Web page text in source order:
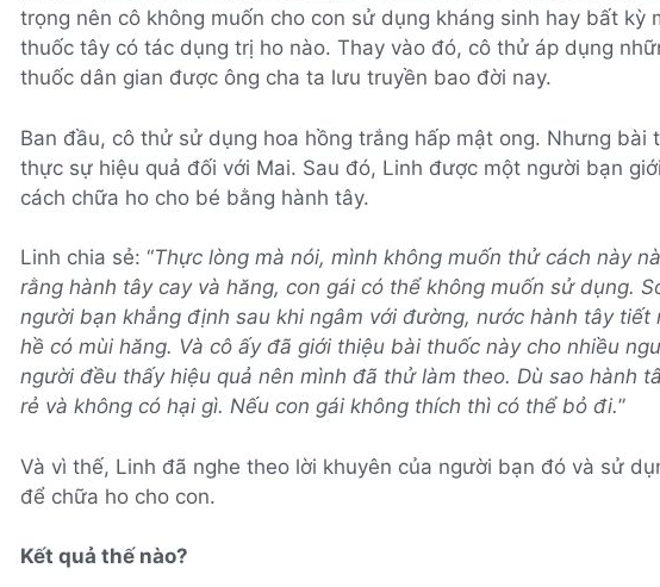
trọng nên cô không muốn cho con sử dụng kháng sinh hay bất kỳ
thuốc tây có tác dụng trị ho nào. Thay vào đó, cô thử áp dụng
thuốc dân gian được ông cha ta lưu truyền bao đời nay.
Ban đầu, cô thử sử dụng hoa hồng trắng hấp mật ong. Nhưng bài
thực sự hiệu quả đối với Mai. Sau đó, Linh được một người bạn
cách chữa ho cho bé bằng hành tây.
Linh chia sẻ: “Thực lòng mà nói, mình không muốn thử cách này
rằng hành tây cay và hăng, con gái có thể không muốn sử dụng.
người bạn khẳng định sau khi ngâm với đường, nước hành tây tiết
hề có mùi hăng. Và cô ấy đã giới thiệu bài thuốc này cho nhiều
người đều thấy hiệu quả nên mình đã thử làm theo. Dù sao hành
rẻ và không có hại gì. Nếu con gái không thích thì có thể bỏ đi.”
Và vì thế, Linh đã nghe theo lời khuyên của người bạn đó và sử
để chữa ho cho con.
Kết quả thế nào?